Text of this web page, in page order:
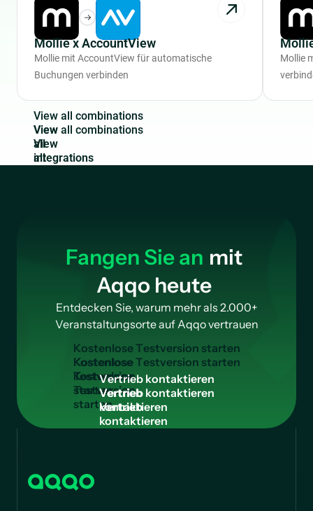
Mollie x AccountView
Mollie mit AccountView für automatische
Buchungen verbinden
Mollie
View a combinations
View
all
integrations
Fangen Sie an mit
Aqqo heute
Entdecken Sie, warum mehr als 2.000+
Veranstaltungsorte auf Aqqo vertrauen
KostenloseTestversion starten
Kostenlose
Testversion
starten
Vertrieb kontaktieren
Vertrieb
kontaktieren